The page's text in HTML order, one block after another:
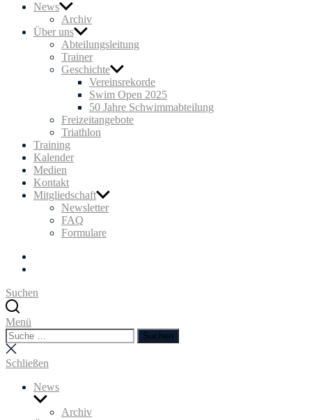
News
Archiv
Über uns
Abteilungsleitung
Trainer
Geschichte
Vereinsrekorde
Swim Open 2025
50 Jahre Schwimmabteilung
Freizeitangebote
Triathlon
Training
Kalender
Medien
Kontakt
Mitgliedschaft
Newsletter
FAQ
Formulare
Suchen
Menü
Suchen
nach:
Suchen
Suche
schließen
Schließen
News
Untermenü
anzeigenArchiv